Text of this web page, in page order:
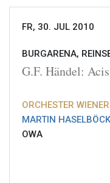
FR, 30. JUL 2010
BURGARENA,
G.F. Händel:
ORCHESTER
MARTIN HASELBÖCK
OWA